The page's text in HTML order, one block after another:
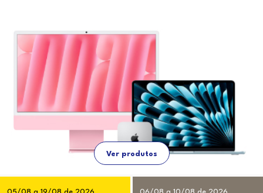
Ver produtos